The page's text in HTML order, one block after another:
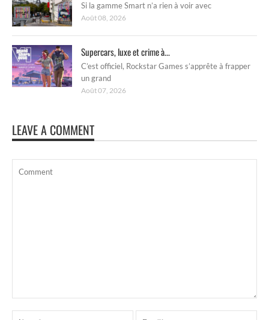
Si la gamme Smart n’a rien à voir avec
Août 08, 2026
Supercars, luxe et crime à...
C’est officiel, Rockstar Games s’apprête à frapper
un grand
Août 07, 2026
LEAVE A COMMENT